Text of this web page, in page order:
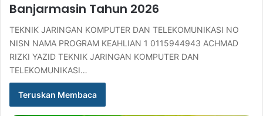
Banjarmasin Tahun 2026
TEKNIK JARINGAN KOMPUTER DAN TELEKOMUNIKASI NO
NISN NAMA PROGRAM KEAHLIAN 1 0115944943 ACHMAD
RIZKI YAZID TEKNIK JARINGAN KOMPUTER DAN
TELEKOMUNIKASI…
Teruskan Membaca